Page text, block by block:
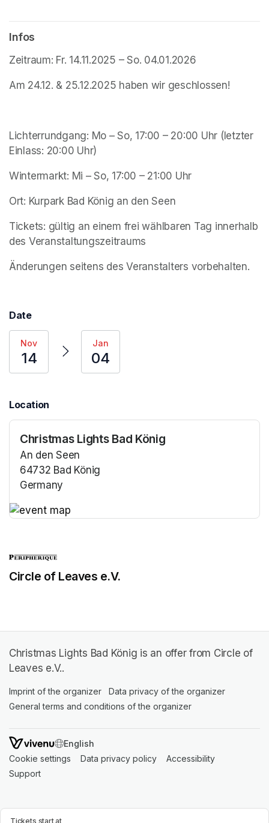
Infos
Zeitraum: Fr. 14.11.2025 – So. 04.01.2026
Am 24.12. & 25.12.2025 haben wir geschlossen!
Lichterrundgang: Mo – So, 17:00 – 20:00 Uhr (letzter
Einlass: 20:00 Uhr)
Wintermarkt: Mi – So, 17:00 – 21:00 Uhr
Ort: Kurpark Bad König an den Seen
Tickets: gültig an einem frei wählbaren Tag innerhalb
des Veranstaltungszeitraums
Änderungen seitens des Veranstalters vorbehalten.
Date
Nov
14
Jan
04
Location
Christmas Lights Bad König
An den Seen
64732 Bad König
Germany
Tickets start at
Circle of Leaves e.V.
Christmas Lights Bad König is an offer from Circle of
Leaves e.V..
Imprint of the organizer (opens in a new tab)
Data privacy of the organizer
General terms and conditions of the organizer
SWITCH LANGUAGE
Cookie settings (opens in a new tab)
Data privacy policy (opens in a new tab)
Accessibility
Support